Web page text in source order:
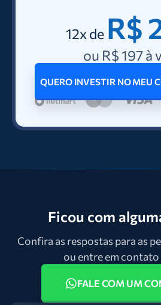
12x de R$
ou R$ 197 à
QUERO INVESTIR NO MEU
Ficou com
Confira as respostas para as
ou entre em
FALE COM UM